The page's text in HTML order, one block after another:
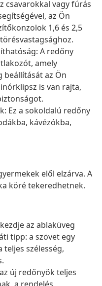
csavarokkal vagy fúrás
az Ön
1,6 és 2,5
A redőny
amely
beállítását az Ön
is van rajta,
Ez a sokoldalú redőny
kávézókba,
elől elzárva. A
köré tekeredhetnek.
az ablaküveg
tipp: a szövet egy
szélesség,
új redőnyök teljes